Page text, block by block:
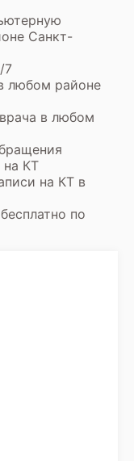
Санкт-
7
любом районе
в любом
на КТ
на КТ в
по